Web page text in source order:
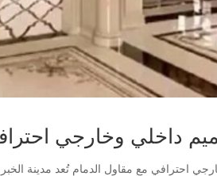
داخلي وخارجي
احترافي مع مقاول الدمام تُعد مدينة